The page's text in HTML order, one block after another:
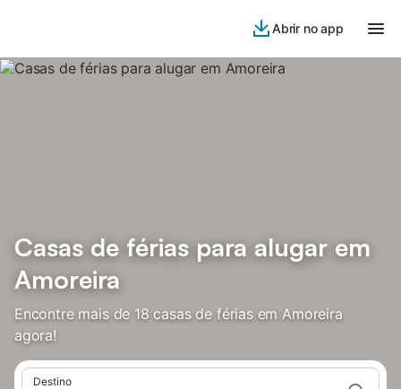
Abrir no app
Casas de férias para alugar em
Amoreira
Encontre mais de 18 casas de férias em Amoreira
agora!
Destino